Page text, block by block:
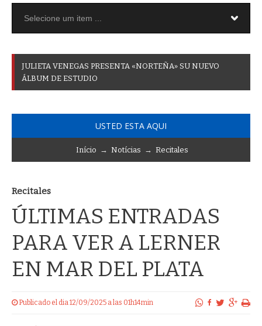
JULIETA VENEGAS PRESENTA «NORTEÑA» SU NUEVO
ÁLBUM DE ESTUDIO
USTED ESTA AQUI
Início → Notícias → Recitales
Recitales
ÚLTIMAS ENTRADAS
PARA VER A LERNER
EN MAR DEL PLATA
Publicado el dia 12/09/2025 a las 01h14min